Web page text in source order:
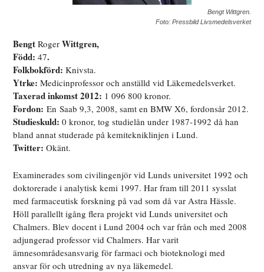
Bengt Wittgren.
Foto: Pressbild Livsmedelsverket
Bengt Roger Wittgren,
Född:47.
Folkbokförd:Knivsta.
Ytrke:Medicinprofessor och anställd vid Läkemedelsverket.
Taxerad inkomst 2012: 1 096 800 kronor.
Fordon: En Saab 9,3, 2008, samt en BMW X6, fordonsår 2012.
Studieskuld:0 kronor, tog studielån under 1987-1992 då han
bland annat studerade på kemitekniklinjen i Lund.
Twitter:Okänt.
Examinerades som civilingenjör vid Lunds universitet 1992 och
doktorerade i analytisk kemi 1997. Har fram till 2011 sysslat
med farmaceutisk forskning på vad som då var Astra Hässle.
Höll parallellt igång flera projekt vid Lunds universitet och
Chalmers. Blev docent i Lund 2004 och var från och med 2008
adjungerad professor vid Chalmers. Har varit
ämnesområdesansvarig för farmaci och bioteknologi med
ansvar för och utredning av nya läkemedel.